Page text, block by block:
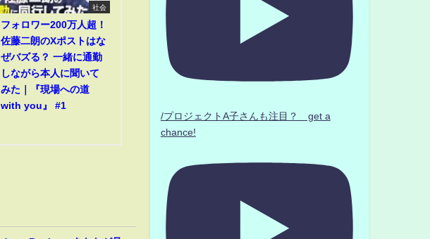
社会
フォロワー200万人超！
佐藤二朗のXポストはな
ぜバズる？ 一緒に通勤
しながら本人に聞いて
みた｜『現場への道
with you』 #1
/プロジェクトA子さんも注目？ get a
chance!